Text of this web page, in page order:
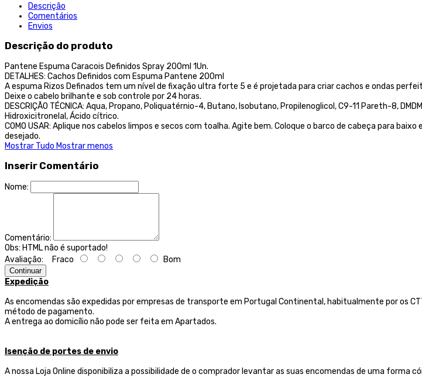
Descrição
Comentários
Envios
Descrição do produto
Pantene Espuma Caracois Definidos Spray 200ml 1Un.
DETALHES: Cachos Definidos com Espuma Pantene 200ml
A espuma Rizos Definados tem um nível de fixação ultra forte 5 e é projetada para criar cachos e ondas
Deixe o cabelo brilhante e sob controle por 24 horas.
DESCRIÇÃO TÉCNICA: Aqua, Propano, Poliquatérnio-4, Butano, Isobutano, Propilenoglicol, C9-11 Pareth-8,
Hidroxicitronelal, Ácido cítrico.
COMO USAR: Aplique nos cabelos limpos e secos com toalha. Agite bem. Coloque o barco de cabeça para
desejado.
Mostrar Tudo Mostrar menos
Inserir Comentário
Nome:
Comentário:
Obs: HTML não é suportado!
Avaliação: Fraco Bom
Continuar
Expedição
As encomendas são expedidas por empresas de transporte em Portugal Continental, habitualmente por os
método de pagamento.
A entrega ao domicílio não pode ser feita em Apartados.
Isenção de portes de envio
A nossa Loja Online disponibiliza a possibilidade de o comprador levantar as suas encomendas de uma forma